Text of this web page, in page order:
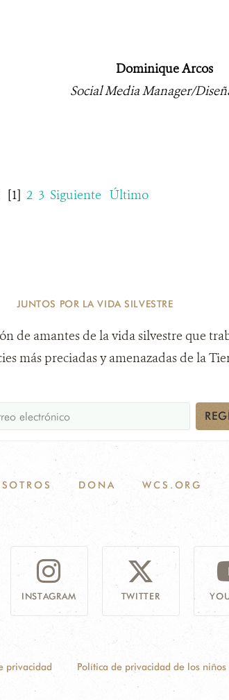
Dominique Arcos
Social Media Manager/
[1] 2 3 Siguiente Último
JUNTOS POR LA VIDA SILVESTRE
de amantes de la vida silvestre que
más preciadas y amenazadas de la
DONA WCS.ORG
INSTAGRAM TWITTER
privacidad Política de privacidad de los niños